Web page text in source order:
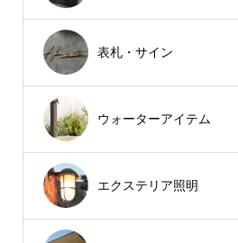
表札・サイン
ウォーターアイテム
エクステリア照明